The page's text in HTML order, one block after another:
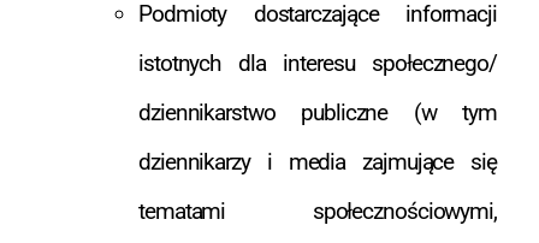
Podmioty dostarczające informacji
istotnych dla interesu społecznego/
dziennikarstwo publiczne (w tym
dziennikarzy i media zajmujące się
tematami społecznościowymi,